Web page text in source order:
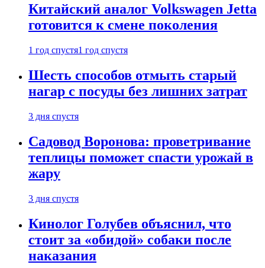
Китайский аналог Volkswagen Jetta
готовится к смене поколения
1 год спустя1 год спустя
Шесть способов отмыть старый
нагар с посуды без лишних затрат
3 дня спустя
Садовод Воронова: проветривание
теплицы поможет спасти урожай в
жару
3 дня спустя
Кинолог Голубев объяснил, что
стоит за «обидой» собаки после
наказания